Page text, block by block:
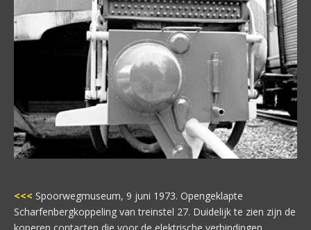
<<< Spoorwegmuseum, 9 juni 1973. Opengeklapte
Scharfenbergkoppeling van treinstel 27. Duidelijk te zien zijn de
koperen contacten die voor de elektrische verbindingen